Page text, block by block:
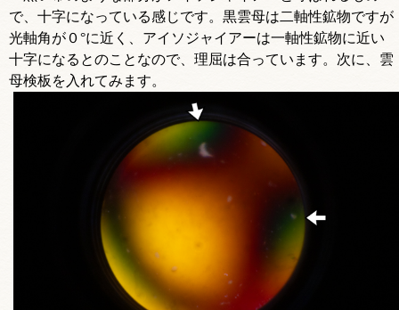
で、十字になっている感じです。黒雲母は二軸性鉱物ですが
光軸角が０°に近く、アイソジャイアーは一軸性鉱物に近い
十字になるとのことなので、理屈は合っています。次に、雲
母検板を入れてみます。